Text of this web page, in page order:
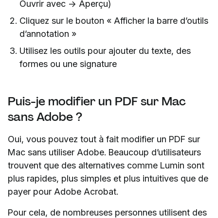
Ouvrir avec → Aperçu)
Cliquez sur le bouton « Afficher la barre d’outils
d’annotation »
Utilisez les outils pour ajouter du texte, des
formes ou une signature
Puis-je modifier un PDF sur Mac
sans Adobe ?
Oui, vous pouvez tout à fait modifier un PDF sur
Mac sans utiliser Adobe. Beaucoup d’utilisateurs
trouvent que des alternatives comme Lumin sont
plus rapides, plus simples et plus intuitives que de
payer pour Adobe Acrobat.
Pour cela, de nombreuses personnes utilisent des